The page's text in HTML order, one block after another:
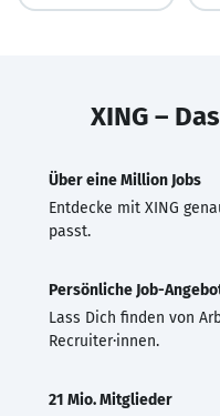
XING –
Über eine Million Jobs
Entdecke mit XING
passt.
Persönliche Job-
Lass Dich finden von
Recruiter·innen.
21 Mio. Mitglieder